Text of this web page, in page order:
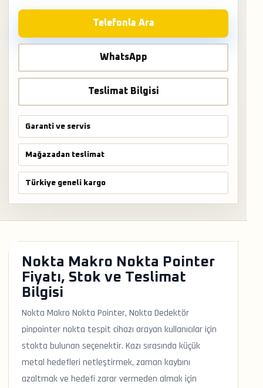
Telefonla Ara
WhatsApp
Teslimat Bilgisi
Garanti ve servis
Mağazadan teslimat
Türkiye geneli kargo
Nokta Makro Nokta Pointer
Fiyatı, Stok ve Teslimat
Bilgisi
Nokta Makro Nokta Pointer, Nokta Dedektör
pinpointer nokta tespit cihazı arayan kullanıcılar için
stokta bulunan seçenektir. Kazı sırasında küçük
metal hedefleri netleştirmek, zaman kaybını
azaltmak ve hedefi zarar vermeden almak için